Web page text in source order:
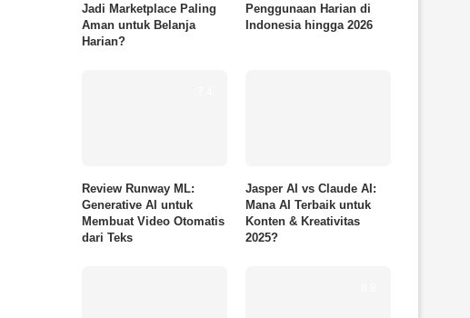
Jadi Marketplace Paling
Aman untuk Belanja
Harian?
Penggunaan Harian di
Indonesia hingga 2026
Review Runway ML:
Generative AI untuk
Membuat Video Otomatis
dari Teks
Jasper AI vs Claude AI:
Mana AI Terbaik untuk
Konten & Kreativitas
2025?